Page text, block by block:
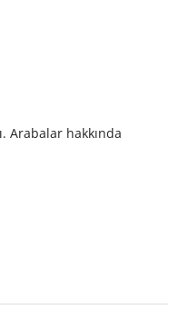
Arabalar hakkında